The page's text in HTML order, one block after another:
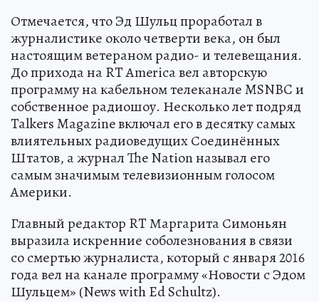
Отмечается, что Эд Шульц проработал в
журналистике около четверти века, он был
настоящим ветераном радио- и телевещания.
До прихода на RT America вел авторскую
программу на кабельном телеканале MSNBC и
собственное радиошоу. Несколько лет подряд
Talkers Magazine включал его в десятку самых
влиятельных радиоведущих Соединённых
Штатов, а журнал The Nation называл его
самым значимым телевизионным голосом
Америки.
Главный редактор RT Маргарита Симоньян
выразила искренние соболезнования в связи
со смертью журналиста, который с января 2016
года вел на канале программу «Новости с Эдом
Шульцем» (News with Ed Schultz).